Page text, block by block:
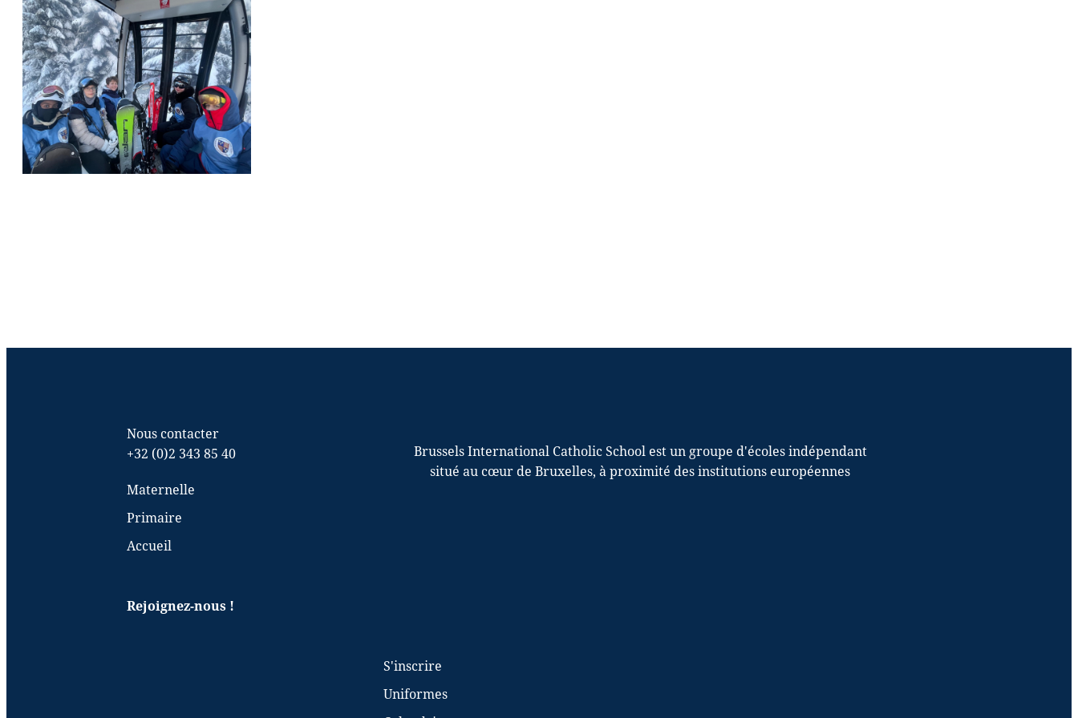
Nous contacter
+32 (0)2 343 85 40
Maternelle
Primaire
Accueil
Rejoignez-nous !
Brussels International Catholic School est un groupe d'écoles indépendant
situé au cœur de Bruxelles, à proximité des institutions européennes
S'inscrire
Uniformes